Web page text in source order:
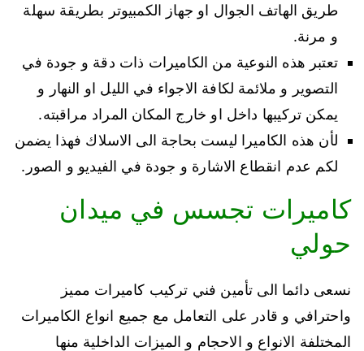
طريق الهاتف الجوال او جهاز الكمبيوتر بطريقة سهلة
و مرنة.
تعتبر هذه النوعية من الكاميرات ذات دقة و جودة في
التصوير و ملائمة لكافة الاجواء في الليل او النهار و
يمكن تركيبها داخل او خارج المكان المراد مراقبته.
لأن هذه الكاميرا ليست بحاجة الى الاسلاك فهذا يضمن
لكم عدم انقطاع الاشارة و جودة في الفيديو و الصور.
كاميرات تجسس في ميدان
حولي
نسعى دائما الى تأمين فني تركيب كاميرات مميز
واحترافي و قادر على التعامل مع جميع انواع الكاميرات
المختلفة الانواع و الاحجام و الميزات الداخلية منها